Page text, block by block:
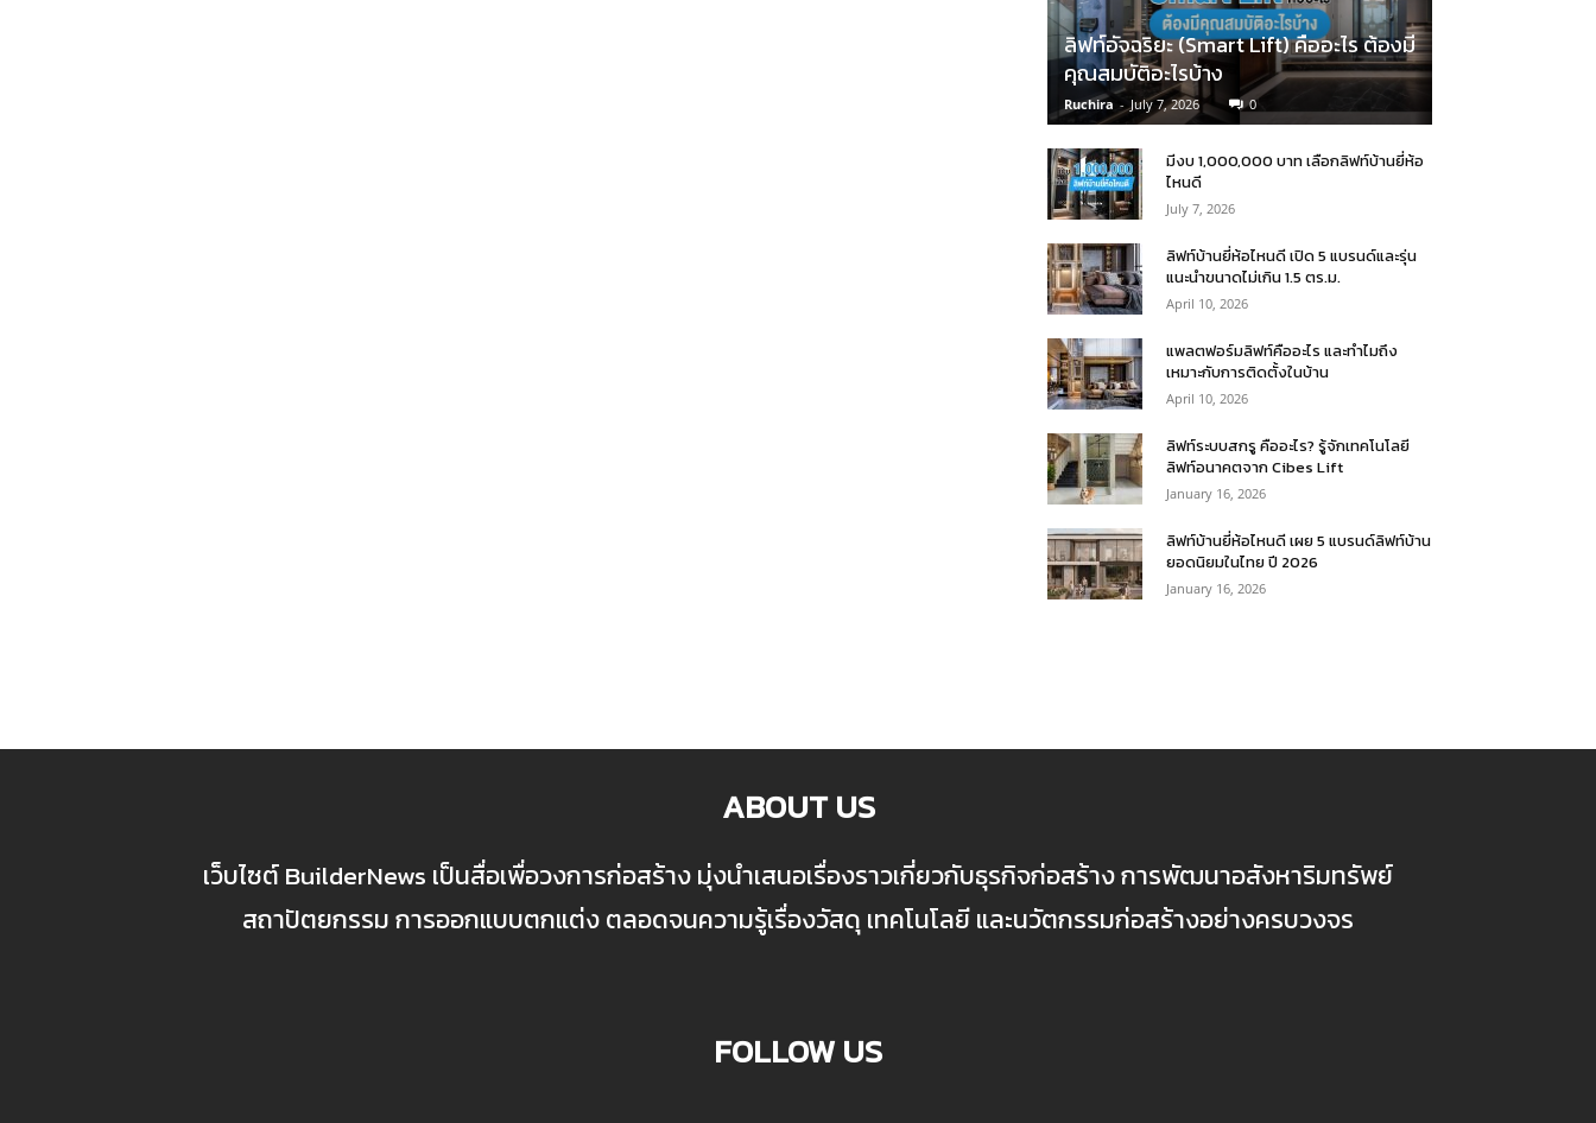
ลิฟท์อัจฉริยะ (Smart Lift) คืออะไร ต้องมี
คุณสมบัติอะไรบ้าง
Ruchira - July 7, 2026 0
มีงบ 1,000,000 บาท เลือกลิฟท์บ้านยี่ห้อ
ไหนดี
July 7, 2026
ลิฟท์บ้านยี่ห้อไหนดี เปิด 5 แบรนด์และรุ่น
แนะนำขนาดไม่เกิน 1.5 ตร.ม.
April 10, 2026
แพลตฟอร์มลิฟท์คืออะไร และทำไมถึง
เหมาะกับการติดตั้งในบ้าน
April 10, 2026
ลิฟท์ระบบสกรู คืออะไร? รู้จักเทคโนโลยี
ลิฟท์อนาคตจาก Cibes Lift
January 16, 2026
ลิฟท์บ้านยี่ห้อไหนดี เผย 5 แบรนด์ลิฟท์บ้าน
ยอดนิยมในไทย ปี 2026
January 16, 2026
ABOUT US
เว็บไซต์ BuilderNews เป็นสื่อเพื่อวงการก่อสร้าง มุ่งนำเสนอเรื่องราวเกี่ยวกับธุรกิจก่อสร้าง การพัฒนาอสังหาริมทรัพย์
สถาปัตยกรรม การออกแบบตกแต่ง ตลอดจนความรู้เรื่องวัสดุ เทคโนโลยี และนวัตกรรมก่อสร้างอย่างครบวงจร
FOLLOW US